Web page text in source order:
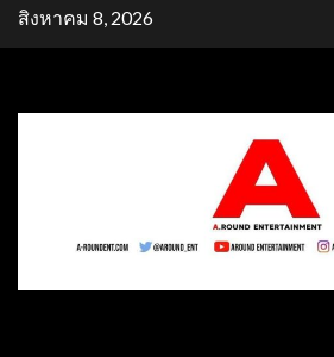
Skipสิงหาคม 8, 2026